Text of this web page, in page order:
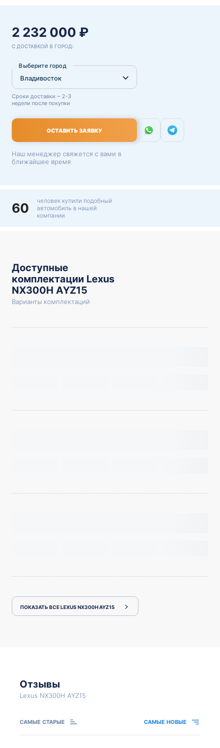
2 232 000 ₽
С ДОСТАВКОЙ В ГОРОД:
Выберите город
Сроки доставки ~ 2-3
недели после покупки
ОСТАВИТЬ ЗАЯВКУ
Наш менеджер свяжется с вами в
ближайшее время
60
человек купили подобный
автомобиль в нашей
компании
Доступные
комплектации Lexus
NX300H AYZ15
Варианты комплектаций
ПОКАЗАТЬ ВСЕ LEXUS NX300H AYZ15
Отзывы
Lexus NX300H AYZ15
САМЫЕ СТАРЫЕ САМЫЕ НОВЫЕ